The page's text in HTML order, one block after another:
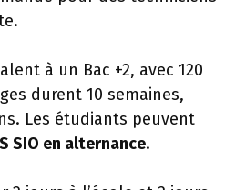
à un Bac +2, avec 120
durent 10 semaines,
Les étudiants peuvent
SIO en alternance.